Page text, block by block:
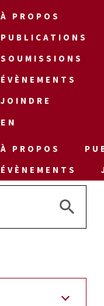
À PROPOS
PUBLICATIONS
SOUMISSIONS
ÉVÈNEMENTS
JOINDRE
EN
À PROPOS
ÉVÈNEMENTS
Search